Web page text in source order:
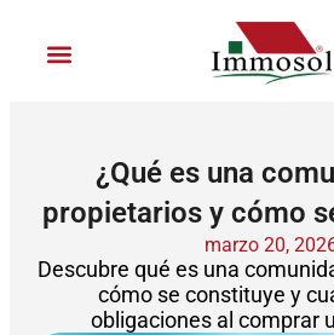
contenido
¿Qué es una
propietarios y cómo
marzo 20,
Descubre qué es una
cómo se constituye y
obligaciones al comprar